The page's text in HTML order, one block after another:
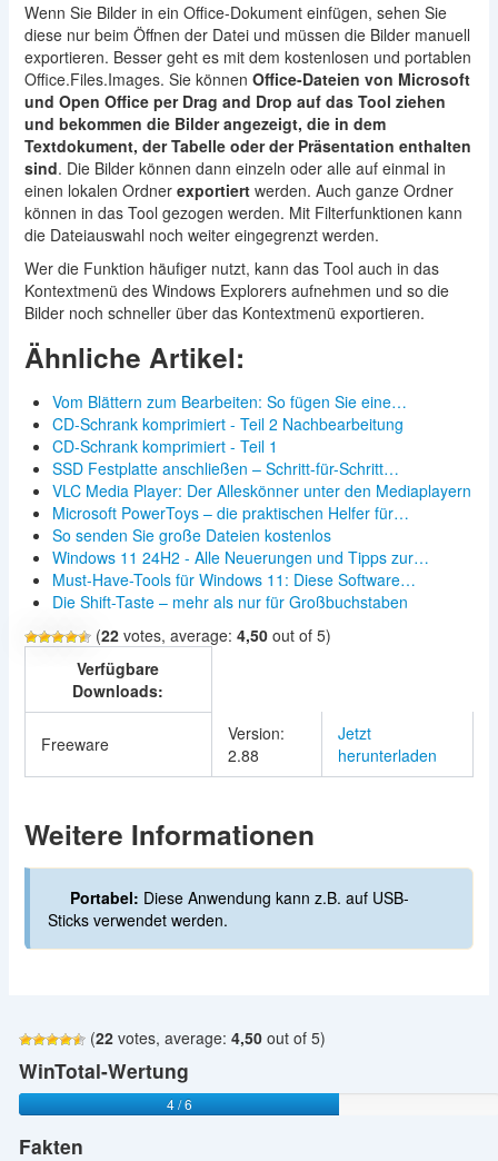
Wenn Sie Bilder in ein Office-Dokument einfügen, sehen Sie
diese nur beim Öffnen der Datei und müssen die Bilder manuell
exportieren. Besser geht es mit dem kostenlosen und portablen
Office.Files.Images. Sie können Office-Dateien von Microsoft
und Open Office per Drag and Drop auf das Tool ziehen
und bekommen die Bilder angezeigt, die in dem
Textdokument, der Tabelle oder der Präsentation enthalten
sind. Die Bilder können dann einzeln oder alle auf einmal in
einen lokalen Ordner exportiertwerden. Auch ganze Ordner
können in das Tool gezogen werden. Mit Filterfunktionen kann
die Dateiauswahl noch weiter eingegrenzt werden.
Wer die Funktion häufiger nutzt, kann das Tool auch in das
Kontextmenü des Windows Explorers aufnehmen und so die
Bilder noch schneller über das Kontextmenü exportieren.
Ähnliche Artikel:
Vom Blättern zum Bearbeiten: So fügen Sie eine…
CD-Schrank komprimiert - Teil 2 Nachbearbeitung
CD-Schrank komprimiert - Teil 1
SSD Festplatte anschließen – Schritt-für-Schritt…
VLC Media Player: Der Alleskönner unter den Mediaplayern
Microsoft PowerToys – die praktischen Helfer für…
So senden Sie große Dateien kostenlos
Windows 11 24H2 - Alle Neuerungen und Tipps zur…
Must-Have-Tools für Windows 11: Diese Software…
Die Shift-Taste – mehr als nur für Großbuchstaben
(22votes, average: 4,50out of 5)
Verfügbare
Downloads:
Freeware
Version:
2.88
Jetzt
herunterladen
Weitere Informationen
Portabel: Diese Anwendung kann z.B. auf USB-
Sticks verwendet werden.
(22votes, average: 4,50out of 5)
WinTotal-Wertung
4 / 6
Fakten